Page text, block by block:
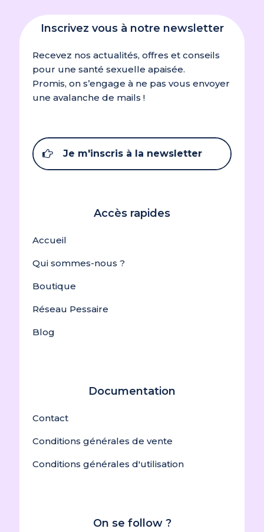
Inscrivez vous à notre newsletter
Recevez nos actualités, offres et conseils
pour une santé sexuelle apaisée.
Promis, on s’engage à ne pas vous envoyer
une avalanche de mails !
Je m'inscris à la newsletter
Accès rapides
Accueil
Qui sommes-nous ?
Boutique
Réseau Pessaire
Blog
Documentation
Contact
Conditions générales de vente
Conditions générales d'utilisation
On se follow ?